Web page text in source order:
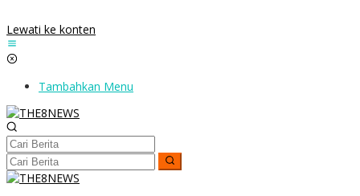
Lewati ke konten
Tambahkan Menu